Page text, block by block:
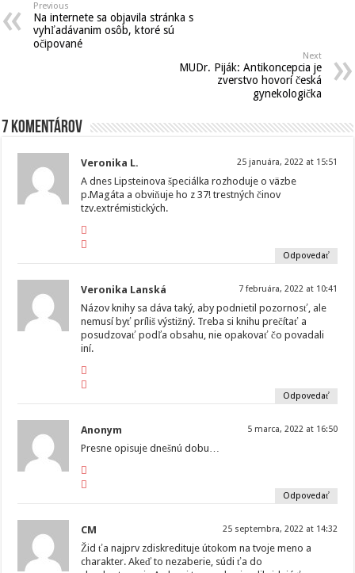
Previous
Na internete sa objavila stránka s
vyhľadávanim osôb, ktoré sú
očipované
Next
MUDr. Piják: Antikoncepcia je
zverstvo hovorí česká
gynekologička
7 komentárov
Veronika L. 25 januára, 2022 at 15:51
A dnes Lipsteinova špeciálka rozhoduje o väzbe
p.Magáta a obviňuje ho z 37! trestných činov
tzv.extrémistických.
Odpovedať
Veronika Lanská 7 februára, 2022 at 10:41
Názov knihy sa dáva taký, aby podnietil pozornosť, ale
nemusí byť príliš výstižný. Treba si knihu prečítať a
posudzovať podľa obsahu, nie opakovať čo povadali
iní.
Odpovedať
Anonym 5 marca, 2022 at 16:50
Presne opisuje dnešnú dobu…
Odpovedať
CM 25 septembra, 2022 at 14:32
Žid ťa najprv zdiskredituje útokom na tvoje meno a
charakter. Akeď to nezaberie, súdi ťa do